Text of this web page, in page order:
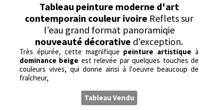
Tableau peinture moderne d'art
contemporain couleur ivoire Reflets sur
l'eau grand format panoramiqie
nouveauté décorative d'exception.
Très épurée, cette magnifique peinture artistique à
dominance beige est relevée par quelques touches de
couleurs vives, qui donne ainsi à l'oeuvre beaucoup de
fraîcheur,
Tableau Vendu